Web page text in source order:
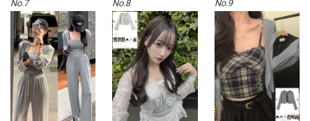
No.7 No.8 No.9